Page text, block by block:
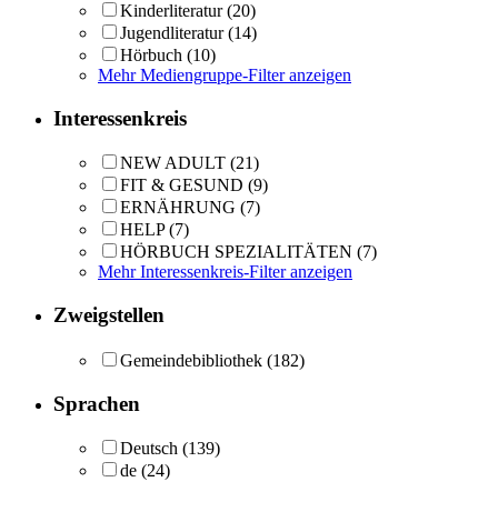
Kinderliteratur (20)
Jugendliteratur (14)
Hörbuch (10)
Mehr Mediengruppe-Filter anzeigen
Interessenkreis
NEW ADULT (21)
FIT & GESUND (9)
ERNÄHRUNG (7)
HELP (7)
HÖRBUCH SPEZIALITÄTEN (7)
Mehr Interessenkreis-Filter anzeigen
Zweigstellen
Gemeindebibliothek (182)
Sprachen
Deutsch (139)
de (24)